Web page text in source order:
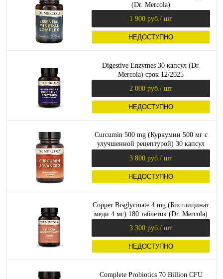
(Dr. Mercola)
1 900 руб. / шт
НЕДОСТУПНО
Digestive Enzymes 30 капсул (Dr.
Mercola) срок 12/2025
2 000 руб. / шт
НЕДОСТУПНО
Curcumin 500 mg (Куркумин 500 мг с
улучшенной рецептурой) 30 капсул
3 800 руб. / шт
НЕДОСТУПНО
Copper Bisglycinate 4 mg (Бисглицинат
меди 4 мг) 180 таблеток (Dr. Mercola)
3 300 руб. / шт
НЕДОСТУПНО
Complete Probiotics 70 Billion CFU